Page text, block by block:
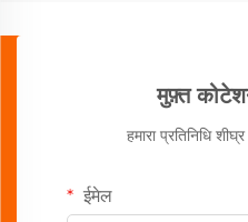
मुफ़्त
हमारा प्रतिनिधि
ईमेल